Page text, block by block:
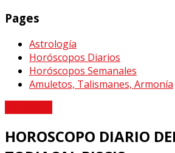
Pages
Astrología
Horóscopos Diarios
Horóscopos Semanales
Amuletos, Talismanes, Armonía
HOROSCOPO DIARIO